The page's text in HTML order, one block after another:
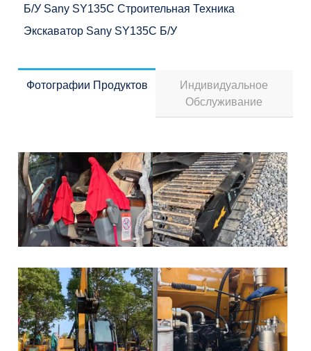
Б/у Sany SY135C Строительная Техника
Экскаватор Sany SY135C Б/у
Фотографии Продуктов
Индивидуальное
Обслуживание